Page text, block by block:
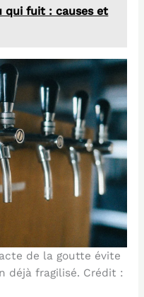
qui fuit : causes et
de la goutte évite
déjà fragilisé. Crédit :